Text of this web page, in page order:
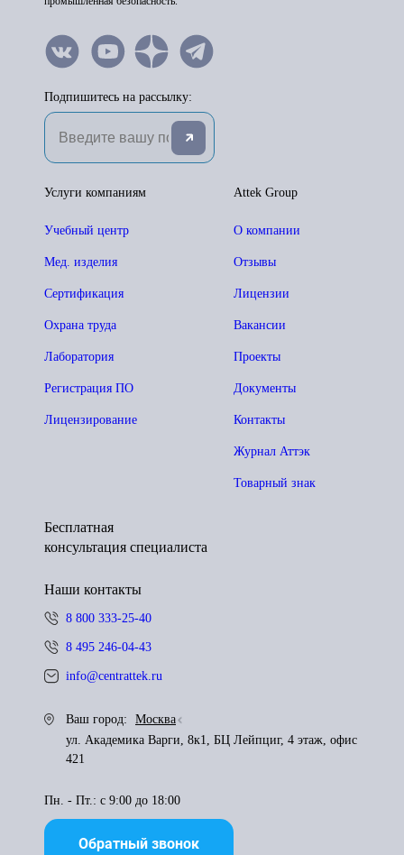
Подпишитесь на рассылку:
Attek Group
О компании
Отзывы
Лицензии
Вакансии
Проекты
Документы
Контакты
Журнал Аттэк
Товарный знак
Услуги компаниям
Учебный центр
Мед. изделия
Сертификация
Охрана труда
Лаборатория
Регистрация ПО
Лицензирование
Бесплатная
консультация специалиста
Наши контакты
8 800 333-25-40
8 495 246-04-43
info@centrattek.ru
Ваш город:
Москва
ул. Академика Варги, 8к1, БЦ Лейпциг, 4 этаж, офис
421
Пн. - Пт.: с 9:00 до 18:00
Обратный звонок